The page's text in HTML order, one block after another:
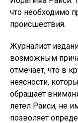
что необходимо
происшествия.
Журналист
возможным
отмечает, что в
неясности,
обращает
летел Раиси, не
позволяет